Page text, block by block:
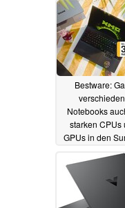
Bestware:
Notebooks
starken CPUs
GPUs in den
Deals 2025
03.07.2025